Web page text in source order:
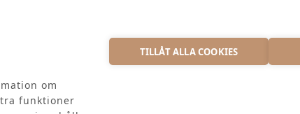
om
funktioner
TILLÅT ALLA COOKIES
AB